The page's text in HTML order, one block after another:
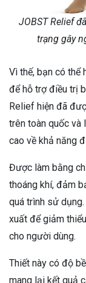
JOBST Relief
trạng gây
Vì thế, bạn có thể
để hỗ trợ điều trị
Relief hiện đã
trên toàn quốc và
cao về khả năng
Được làm bằng
thoáng khí, đảm
quá trình sử
xuất để giảm
cho người dùng.
Thiết này có độ
mang lại kết quả